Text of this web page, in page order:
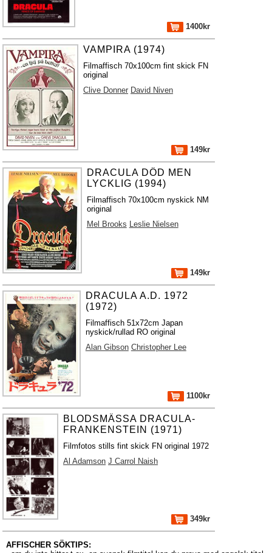
1400kr
VAMPIRA (1974)
Filmaffisch 70x100cm fint skick FN
original
Clive Donner David Niven
149kr
DRACULA DÖD MEN
LYCKLIG (1994)
Filmaffisch 70x100cm nyskick NM
original
Mel Brooks Leslie Nielsen
149kr
DRACULA A.D. 1972
(1972)
Filmaffisch 51x72cm Japan
nyskick/rullad RO original
Alan Gibson Christopher Lee
1100kr
BLODSMÄSSA DRACULA-
FRANKENSTEIN (1971)
Filmfotos stills fint skick FN original 1972
Al Adamson J Carrol Naish
349kr
AFFISCHER SÖKTIPS: